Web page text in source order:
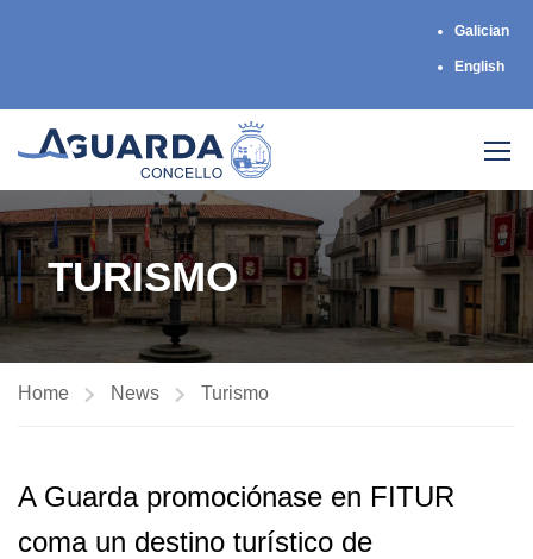
Galician
English
TURISMO
Home News Turismo
A Guarda promociónase en FITUR
coma un destino turístico de